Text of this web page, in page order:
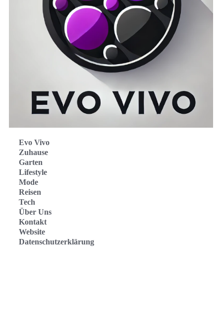
Evo Vivo
Zuhause
Garten
Lifestyle
Mode
Reisen
Tech
Über Uns
Kontakt
Website
Datenschutzerklärung